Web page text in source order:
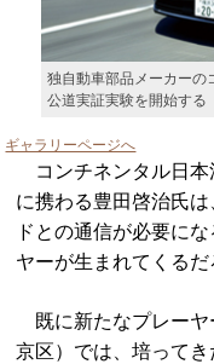
独自動車部品メーカーの
公道実証実験を開始する
ギャラリーページへ
コンチネンタル日本
に携わる豊田啓治氏
ドとの通信が必要に
ヤーが生まれてくるだ
既に新たなプレーヤ
京区）では、培って